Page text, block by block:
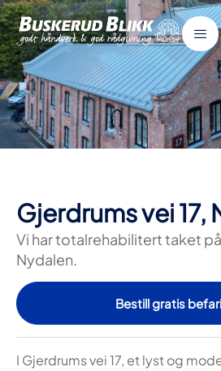
Gjerdrums vei 17,
Vi har totalrehabilitert taket
Nydalen.
Bestill gratis
I Gjerdrums vei 17, et lyst og